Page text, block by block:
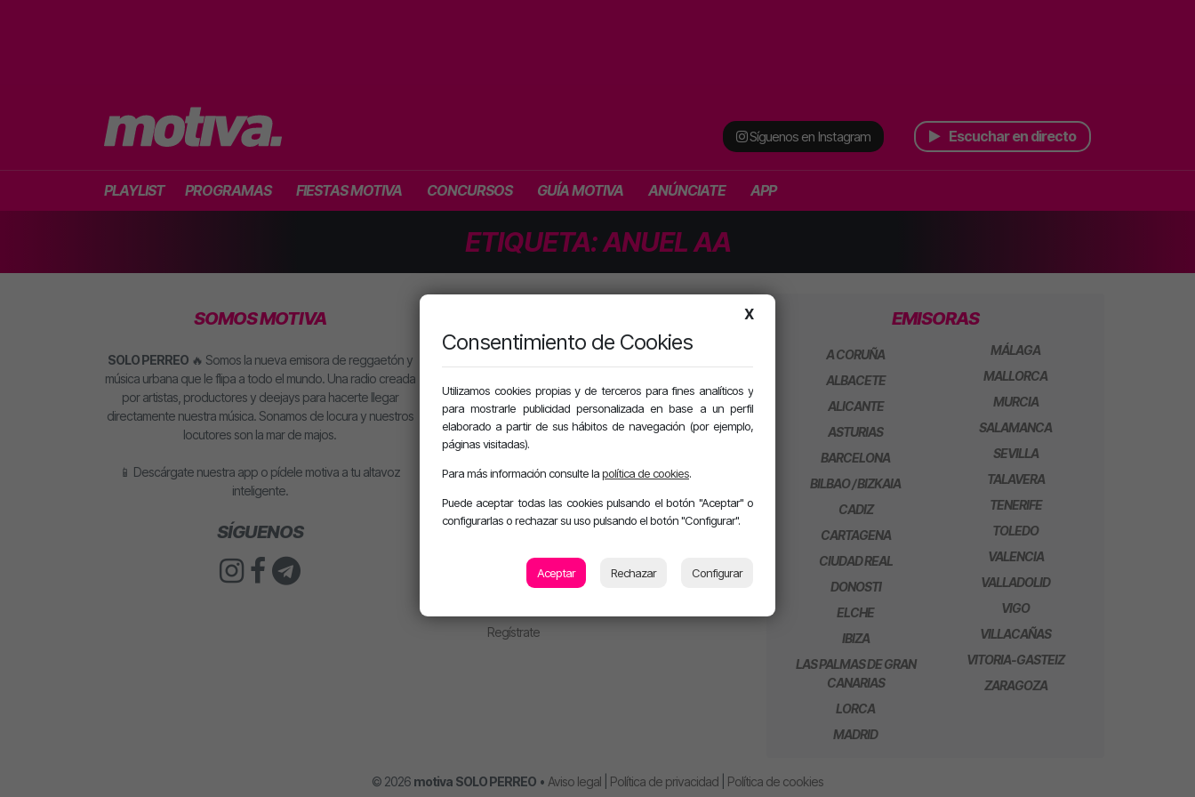
Síguenos en Instagram Escuchar en directo
PLAYLIST PROGRAMAS FIESTAS MOTIVA CONCURSOS GUÍA MOTIVA ANÚNCIATE APP
ETIQUETA:ANUEL AA
SOMOS MOTIVA
SOLO PERREO🔥 Somos la nueva emisora de reggaetón y
música urbana que le flipa a todo el mundo. Una radio creada
por artistas, productores y deejays para hacerte llegar
directamente nuestra música. Sonamos de locura y nuestros
locutores son la mar de majos.
📱 Descárgate nuestra app o pídele motiva a tu altavoz
inteligente.
SÍGUENOS
MJ
Jesús Sánchez
Mel Pescuezo
Manu Rubio
Juanma Arriaza
motiva PARTY con Alan
CLUB MOTIVA
Regístrate
Playlist
EMPRESAS
Anúnciate en la radio
EMISORAS
A CORUÑA
ALBACETE
ALICANTE
ASTURIAS
BARCELONA
BILBAO / BIZKAIA
CADIZ
CARTAGENA
CIUDAD REAL
DONOSTI
ELCHE
IBIZA
LAS PALMAS DE GRAN
CANARIAS
LORCA
MADRID
MÁLAGA
MALLORCA
MURCIA
SALAMANCA
SEVILLA
TALAVERA
TENERIFE
TOLEDO
VALENCIA
VALLADOLID
VIGO
VILLACAÑAS
VITORIA-GASTEIZ
ZARAGOZA
© 2026 motiva SOLO PERREO • Aviso legal Política de privacidad Política de cookies
X
Consentimiento de Cookies
Utilizamos cookies propias y de terceros para fines analíticos y
para mostrarle publicidad personalizada en base a un perfil
elaborado a partir de sus hábitos de navegación (por ejemplo,
páginas visitadas).
Para más información consulte lapolítica de cookies.
Puede aceptar todas las cookies pulsando el botón "Aceptar" o
configurarlas o rechazar su uso pulsando el botón "Configurar".
Aceptar Rechazar Configurar